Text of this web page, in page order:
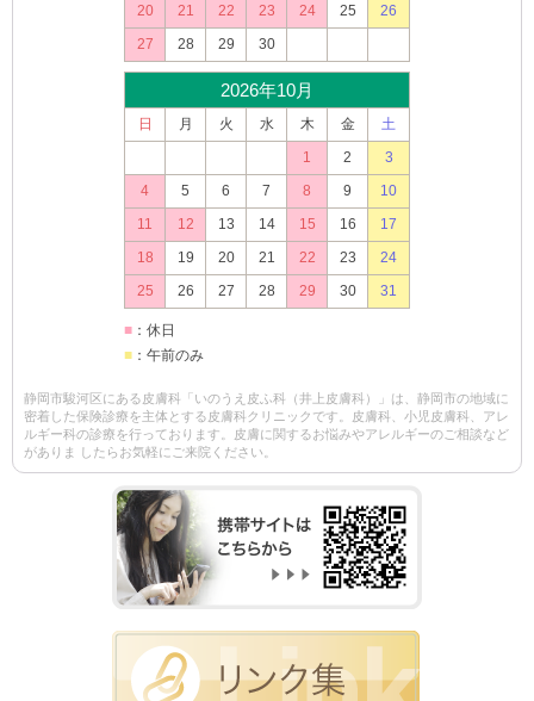
20
21 22 23 24 25
26
27
28 29 30
2026年10月
日 月 火 水 木 金
土
1
2
3
4
5 6 7 8 9
10
11
12 13 14 15 16
17
18
19 20 21 22 23
24
25
26 27 28 29 30 31
■ ：休日
■ ：午前のみ
静岡市駿河区にある皮膚科「いのうえ皮ふ科（井上皮膚科）」は、静岡市の地域に
密着した保険診療を主体とする皮膚科クリニックです。皮膚科、小児皮膚科、アレ
ルギー科の診療を行っております。皮膚に関するお悩みやアレルギーのご相談など
がありま したらお気軽にご来院ください。